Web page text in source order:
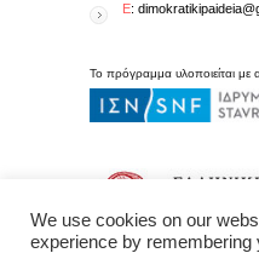
E:
Το πρόγραμμα υλοποιείται με
We use cookies on our
experience by remembering